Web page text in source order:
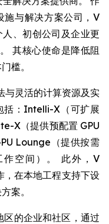
施与解决方案公司，V
、初创公司及企业更
其核心使命是降低阻
槛。
与灵活的计算资源及实
括：Intelli-X（可扩展
X（提供预配置 GPU
Lounge（提供按需
空间）。 此外，V
在本地工程支持下设
案。
的企业和社区，通过